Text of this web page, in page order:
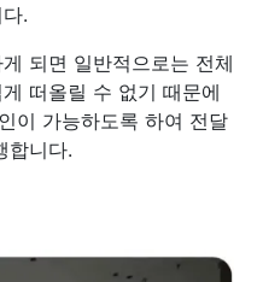
.
되면 일반적으로는 전체
떠올릴 수 없기 때문에
이 가능하도록 하여 전달
합니다.